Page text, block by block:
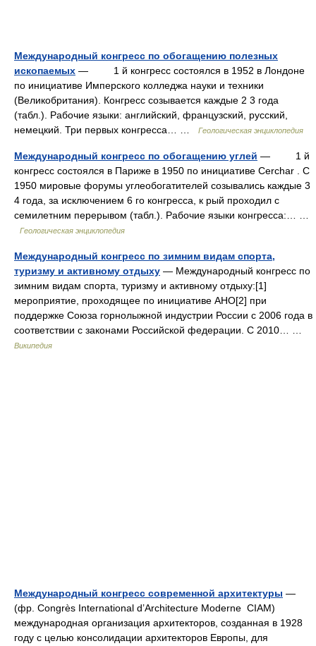
Международный конгресс по обогащению полезных
ископаемых — 1 й конгресс состоялся в 1952 в Лондоне
по инициативе Имперского колледжа науки и техники
(Великобритания). Конгресс созывается каждые 2 3 года
(табл.). Рабочие языки: английский, французский, русский,
немецкий. Три первых конгресса… …
Геологическая энциклопедия
Международный конгресс по обогащению углей — 1 й
конгресс состоялся в Париже в 1950 по инициативе Cerchar . C
1950 мировые форумы углеобогатителей созывались каждые 3
4 года, за исключением 6 го конгресса, к рый проходил c
семилетним перерывом (табл.). Рабочие языки конгресса:… …
Геологическая энциклопедия
Международный конгресс по зимним видам спорта,
туризму и активному отдыху — Международный конгресс по
зимним видам спорта, туризму и активному отдыху:[1]
мероприятие, проходящее по инициативе АНО[2] при
поддержке Союза горнолыжной индустрии России с 2006 года в
соответствии с законами Российской федерации. С 2010… …
Википедия
Международный конгресс современной архитектуры —
(фр. Congrès International d’Architecture Moderne CIAM)
международная организация архитекторов, созданная в 1928
году с целью консолидации архитекторов Европы, для